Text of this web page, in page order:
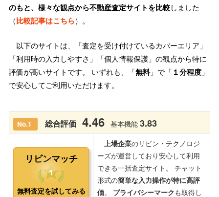
のもと、様々な観点から不動産査定サイトを比較しました
（比較記事はこちら）。
以下のサイトは、「査定を受け付けているカバーエリア」
「利用時の入力しやすさ」「個人情報保護」の観点から特に
評価が高いサイトです。 いずれも、「無料」で「 １分程度 」
で安心してご利用いただけます。